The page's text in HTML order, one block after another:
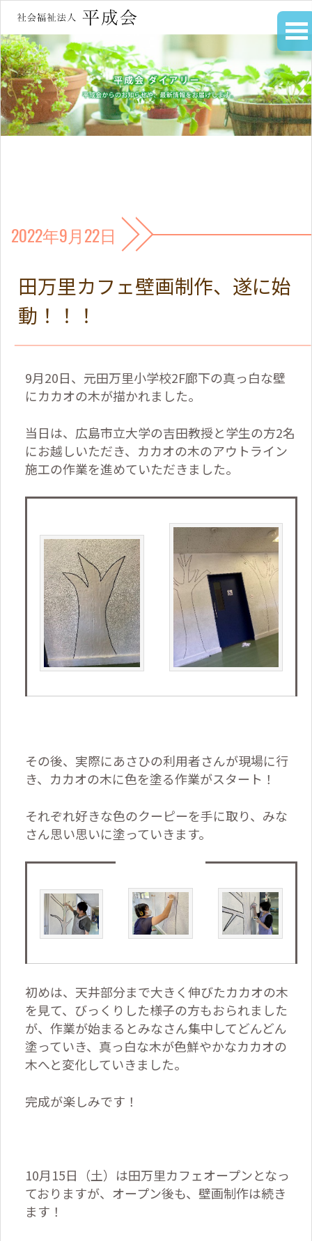
2022年9月22日
田万里カフェ壁画制作、遂に始
動！！！
9月20日、元田万里小学校2F廊下の真っ白な壁
にカカオの木が描かれました。
当日は、広島市立大学の吉田教授と学生の方2名
にお越しいただき、カカオの木のアウトライン
施工の作業を進めていただきました。
その後、実際にあさひの利用者さんが現場に行
き、カカオの木に色を塗る作業がスタート！
それぞれ好きな色のクーピーを手に取り、みな
さん思い思いに塗っていきます。
初めは、天井部分まで大きく伸びたカカオの木
を見て、びっくりした様子の方もおられました
が、作業が始まるとみなさん集中してどんどん
塗っていき、真っ白な木が色鮮やかなカカオの
木へと変化していきました。
完成が楽しみです！
10月15日（土）は田万里カフェオープンとなっ
ておりますが、オープン後も、壁画制作は続き
ます！